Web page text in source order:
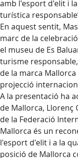
amb l'esport d'elit i
turística
En aquest sentit,
marc de la
el museu de Es
turisme
de la marca
projecció
A la presentació ha
de Mallorca, Llorenç
de la Federació
Mallorca és un
l'esport d'elit i a la
posició de Mallorca